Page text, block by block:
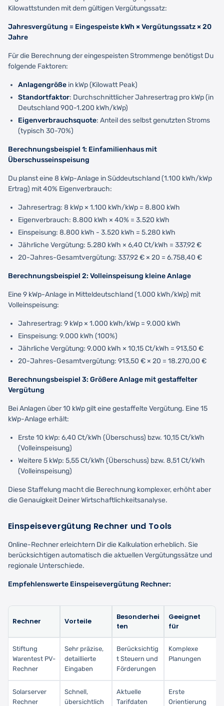
Kilowattstunden mit dem gültigen Vergütungssatz:
Jahresvergütung = Eingespeiste kWh × Vergütungssatz × 20
Jahre
Für die Berechnung der eingespeisten Strommenge benötigst Du
folgende Faktoren:
Anlagengröße in kWp (Kilowatt Peak)
Standortfaktor: Durchschnittlicher Jahresertrag pro kWp (in
Deutschland 900-1.200 kWh/kWp)
Eigenverbrauchsquote: Anteil des selbst genutzten Stroms
(typisch 30-70%)
Berechnungsbeispiel 1: Einfamilienhaus mit
Überschusseinspeisung
Du planst eine 8 kWp-Anlage in Süddeutschland (1.100 kWh/kWp
Ertrag) mit 40% Eigenverbrauch:
Jahresertrag: 8 kWp × 1.100 kWh/kWp = 8.800 kWh
Eigenverbrauch: 8.800 kWh × 40% = 3.520 kWh
Einspeisung: 8.800 kWh - 3.520 kWh = 5.280 kWh
Jährliche Vergütung: 5.280 kWh × 6,40 Ct/kWh = 337,92 €
20-Jahres-Gesamtvergütung: 337,92 € × 20 = 6.758,40 €
Berechnungsbeispiel 2: Volleinspeisung kleine Anlage
Eine 9 kWp-Anlage in Mitteldeutschland (1.000 kWh/kWp) mit
Volleinspeisung:
Jahresertrag: 9 kWp × 1.000 kWh/kWp = 9.000 kWh
Einspeisung: 9.000 kWh (100%)
Jährliche Vergütung: 9.000 kWh × 10,15 Ct/kWh = 913,50 €
20-Jahres-Gesamtvergütung: 913,50 € × 20 = 18.270,00 €
Berechnungsbeispiel 3: Größere Anlage mit gestaffelter
Vergütung
Bei Anlagen über 10 kWp gilt eine gestaffelte Vergütung. Eine 15
kWp-Anlage erhält:
Erste 10 kWp: 6,40 Ct/kWh (Überschuss) bzw. 10,15 Ct/kWh
(Volleinspeisung)
Weitere 5 kWp: 5,55 Ct/kWh (Überschuss) bzw. 8,51 Ct/kWh
(Volleinspeisung)
Diese Staffelung macht die Berechnung komplexer, erhöht aber
die Genauigkeit Deiner Wirtschaftlichkeitsanalyse.
Einspeisevergütung Rechner und Tools
Online-Rechner erleichtern Dir die Kalkulation erheblich. Sie
berücksichtigen automatisch die aktuellen Vergütungssätze und
regionale Unterschiede.
Empfehlenswerte Einspeisevergütung Rechner:
Rechner Vorteile
Besonderhei
ten
Geeignet
für
Stiftung
Warentest PV-
Rechner
Sehr präzise,
detaillierte
Eingaben
Berücksichtig
t Steuern und
Förderungen
Komplexe
Planungen
Solarserver
Rechner
Schnell,
übersichtlich
Aktuelle
Tarifdaten
Erste
Orientierung